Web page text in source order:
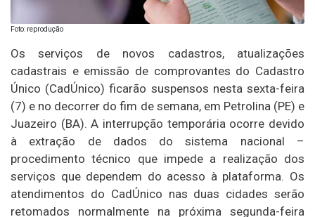
Foto: reprodução
Os serviços de novos cadastros, atualizações
cadastrais e emissão de comprovantes do Cadastro
Único (CadÚnico) ficarão suspensos nesta sexta-feira
(7) e no decorrer do fim de semana, em Petrolina (PE) e
Juazeiro (BA). A interrupção temporária ocorre devido
à extração de dados do sistema nacional –
procedimento técnico que impede a realização dos
serviços que dependem do acesso à plataforma. Os
atendimentos do CadÚnico nas duas cidades serão
retomados normalmente na próxima segunda-feira